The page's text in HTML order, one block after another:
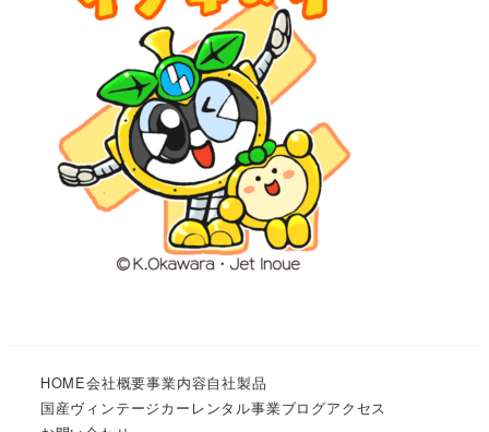
HOME会社概要事業内容自社製品
国産ヴィンテージカーレンタル事業ブログアクセス